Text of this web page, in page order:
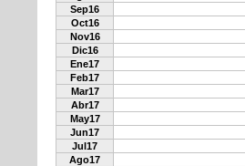
Sep16
Oct16
Nov16
Dic16
Ene17
Feb17
Mar17
Abr17
May17
Jun17
Jul17
Ago17